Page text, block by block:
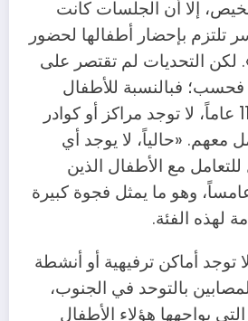
إلا أن الجلسات كانت
تلتزم بإحضار أطفالها لحضور
لكن التحديات لم تقتصر على
فبالنسبة للأطفال
الذين تجاوزوا عمر 11 عاماً، لا توجد مراكز أو كوادر
«حالياً، لا يوجد أي
مع الأطفال الذين
أعمارهم 11 عامساً، وهو ما يمثل فجوة كبيرة
لهذه الفئة.
توجد أماكن ترفيهية أو أنشطة
بالتوحد في الجنوب،
يواجهها هؤلاء الأطفال